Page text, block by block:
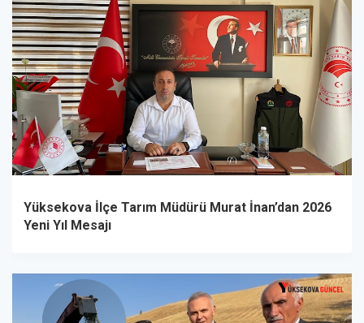
Yüksekova İlçe Tarım Müdürü Murat İnan’dan 2026
Yeni Yıl Mesajı